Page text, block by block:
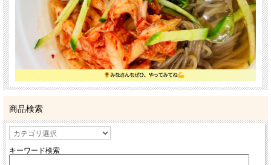
商品検索
キーワード検索